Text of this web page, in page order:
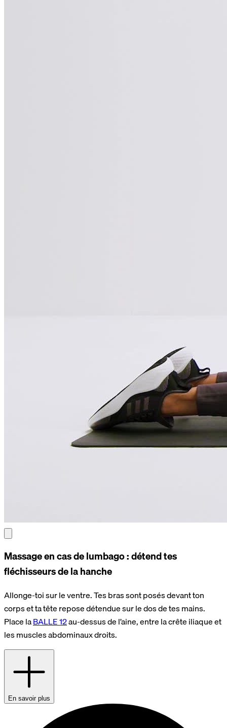
Massage en cas de lumbago : détend tes
fléchisseurs de la hanche
Allonge-toi sur le ventre. Tes bras sont posés devant ton
corps et ta tête repose détendue sur le dos de tes mains.
Place laBALLE 12au-dessus de l’aine, entre la crête iliaque et
les muscles abdominaux droits.
En savoir plus